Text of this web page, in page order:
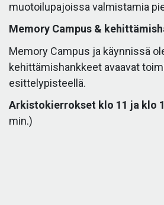
muotoilupajoissa valmistamia
Memory Campus &
Memory Campus ja käynnissä
kehittämishankkeet avaavat
esittelypisteellä.
Arkistokierrokset klo 11 ja klo
min.)